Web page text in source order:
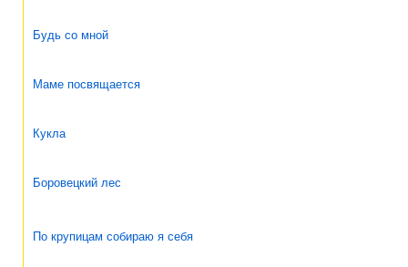
Будь со мной
Маме посвящается
Кукла
Боровецкий лес
По крупицам собираю я себя